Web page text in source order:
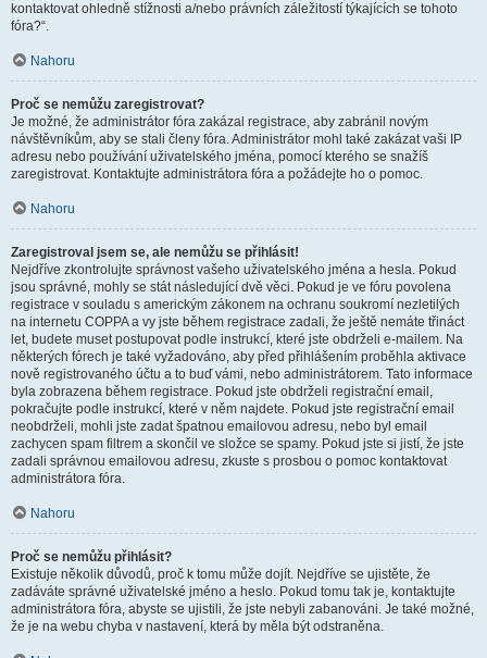
kontaktovat ohledně stížnosti a/nebo právních záležitostí týkajících se tohoto
fóra?“.
Nahoru
Proč se nemůžu zaregistrovat?
Je možné, že administrátor fóra zakázal registrace, aby zabránil novým
návštěvníkům, aby se stali členy fóra. Administrátor mohl také zakázat vaši IP
adresu nebo používání uživatelského jména, pomocí kterého se snažíš
zaregistrovat. Kontaktujte administrátora fóra a požádejte ho o pomoc.
Nahoru
Zaregistroval jsem se, ale nemůžu se přihlásit!
Nejdříve zkontrolujte správnost vašeho uživatelského jména a hesla. Pokud
jsou správné, mohly se stát následující dvě věci. Pokud je ve fóru povolena
registrace v souladu s americkým zákonem na ochranu soukromí nezletilých
na internetu COPPA a vy jste během registrace zadali, že ještě nemáte třináct
let, budete muset postupovat podle instrukcí, které jste obdrželi e-mailem. Na
některých fórech je také vyžadováno, aby před přihlášením proběhla aktivace
nově registrovaného účtu a to buď vámi, nebo administrátorem. Tato informace
byla zobrazena během registrace. Pokud jste obdrželi registrační email,
pokračujte podle instrukcí, které v něm najdete. Pokud jste registrační email
neobdrželi, mohli jste zadat špatnou emailovou adresu, nebo byl email
zachycen spam filtrem a skončil ve složce se spamy. Pokud jste si jistí, že jste
zadali správnou emailovou adresu, zkuste s prosbou o pomoc kontaktovat
administrátora fóra.
Nahoru
Proč se nemůžu přihlásit?
Existuje několik důvodů, proč k tomu může dojít. Nejdříve se ujistěte, že
zadáváte správné uživatelské jméno a heslo. Pokud tomu tak je, kontaktujte
administrátora fóra, abyste se ujistili, že jste nebyli zabanováni. Je také možné,
že je na webu chyba v nastavení, která by měla být odstraněna.